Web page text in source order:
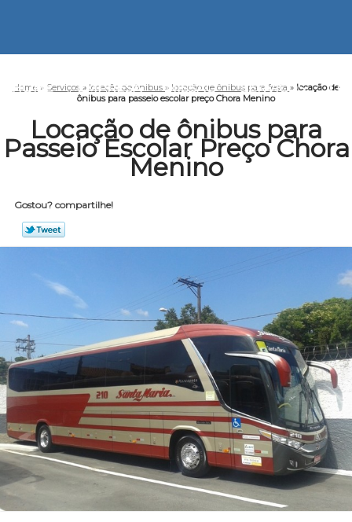
HOME EMPRESA MISSÃO SERVIÇOS
Home » Serviços » locação de ônibus » locação de ônibus para festa » locação de
ônibus para passeio escolar preço Chora Menino
Locação de ônibus para
Passeio Escolar Preço Chora
Menino
Gostou? compartilhe!